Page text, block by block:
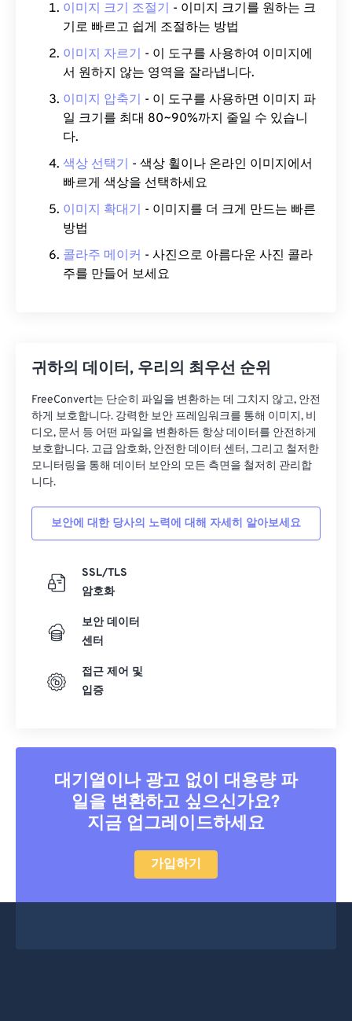
이미지 크기 조절기 - 이미지 크기를 원하는 크
기로 빠르고 쉽게 조절하는 방법
이미지 자르기 - 이 도구를 사용하여 이미지에
서 원하지 않는 영역을 잘라냅니다.
이미지 압축기 - 이 도구를 사용하면 이미지 파
일 크기를 최대 80~90%까지 줄일 수 있습니
다.
색상 선택기 - 색상 휠이나 온라인 이미지에서
빠르게 색상을 선택하세요
이미지 확대기 - 이미지를 더 크게 만드는 빠른
방법
콜라주 메이커 - 사진으로 아름다운 사진 콜라
주를 만들어 보세요
귀하의 데이터, 우리의 최우선 순위
FreeConvert는 단순히 파일을 변환하는 데 그치지 않고, 안전
하게 보호합니다. 강력한 보안 프레임워크를 통해 이미지, 비
디오, 문서 등 어떤 파일을 변환하든 항상 데이터를 안전하게
보호합니다. 고급 암호화, 안전한 데이터 센터, 그리고 철저한
모니터링을 통해 데이터 보안의 모든 측면을 철저히 관리합
니다.
보안에 대한 당사의 노력에 대해 자세히 알아보세요
SSL/TLS
암호화
보안 데이터
센터
접근 제어 및
입증
대기열이나 광고 없이 대용량 파
일을 변환하고 싶으신가요?
지금 업그레이드하세요
가입하기